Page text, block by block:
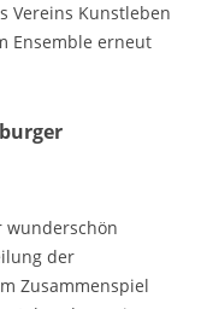
Vereins Kunstleben
Ensemble erneut
wunderschön
der
Zusammenspiel